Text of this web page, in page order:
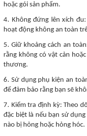
hoặc gói sản phẩm.
4. Không đứng lên xích
hoạt động không an toàn
5. Giữ khoảng cách an
rằng không có vật cản
thương.
6. Sử dụng phụ kiện an
để đảm bảo rằng bạn sẽ
7. Kiểm tra định kỳ: Theo
đặc biệt là nếu bạn sử
nào bị hỏng hoặc hỏng hóc.